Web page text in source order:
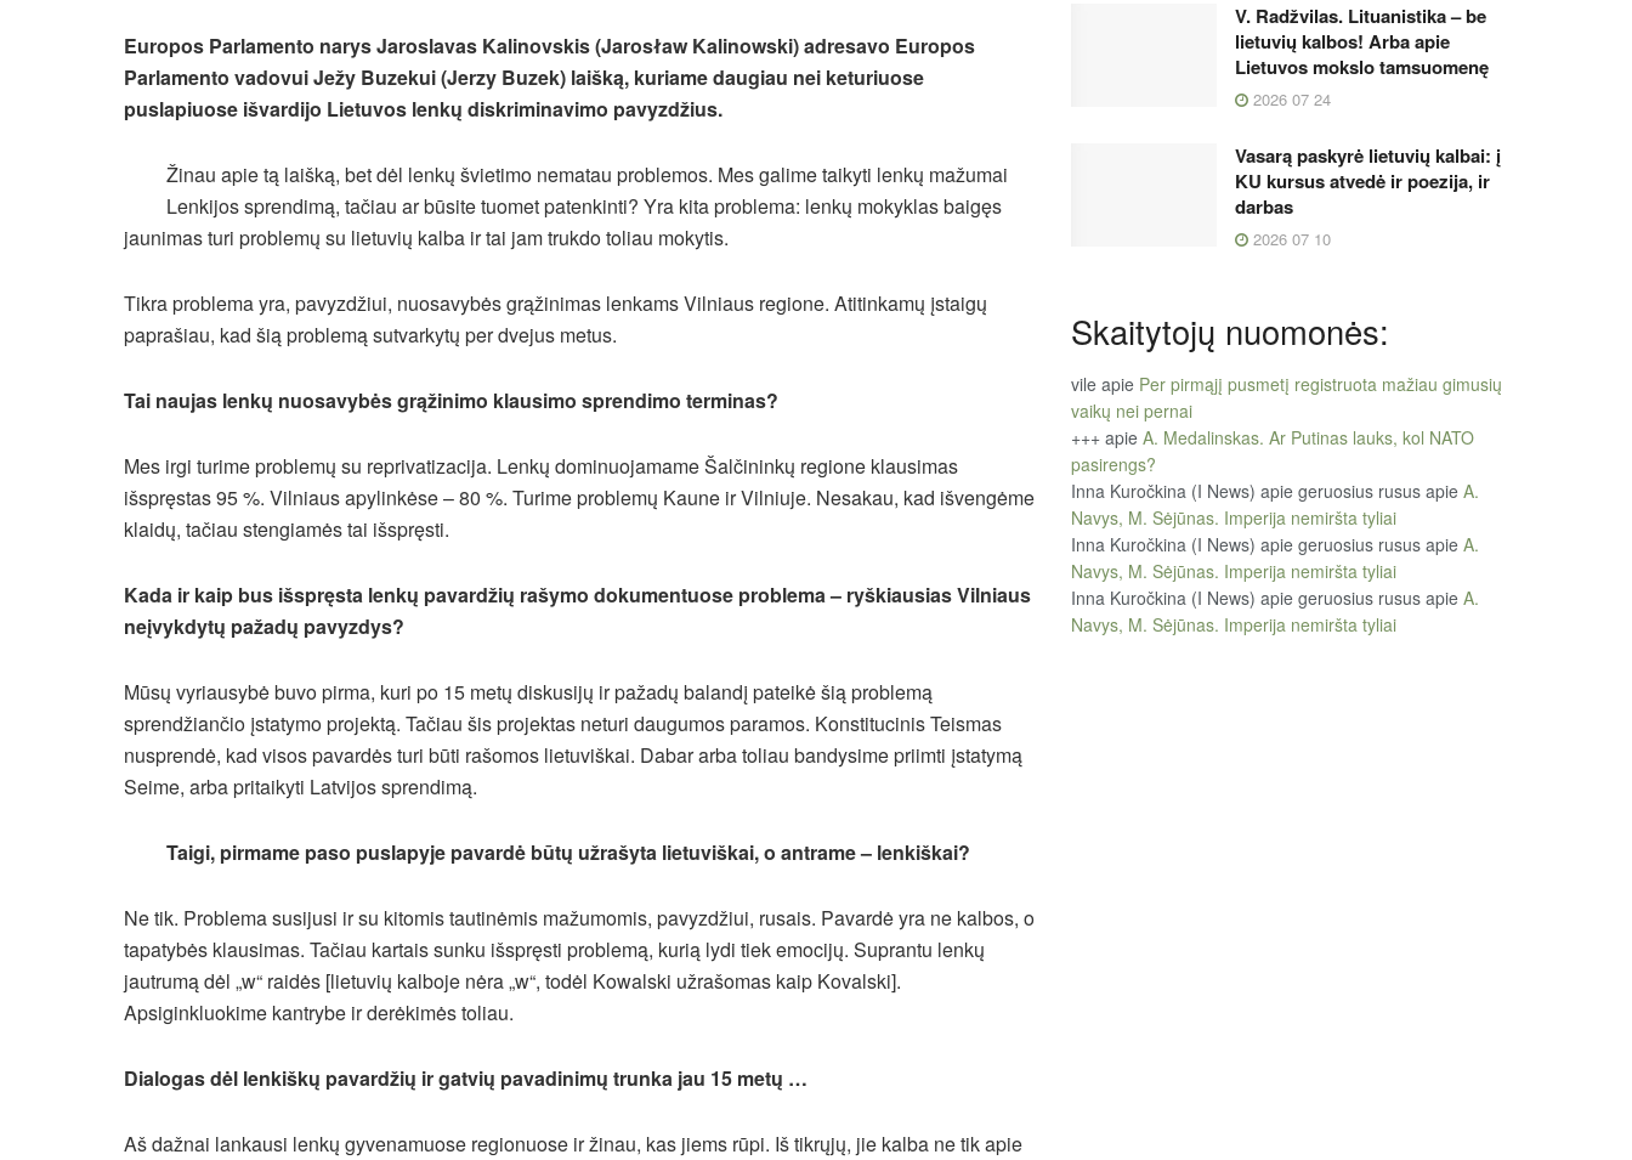
Europos Parlamento narys Jaroslavas Kalinovskis (Jarosław Kalinowski) adresavo Europos
Parlamento vadovui Ježy Buzekui (Jerzy Buzek) laišką, kuriame daugiau nei keturiuose
puslapiuose išvardijo Lietuvos lenkų diskriminavimo pavyzdžius.
Žinau apie tą laišką, bet dėl lenkų švietimo nematau problemos. Mes galime taikyti lenkų mažumai
Lenkijos sprendimą, tačiau ar būsite tuomet patenkinti? Yra kita problema: lenkų mokyklas baigęs
jaunimas turi problemų su lietuvių kalba ir tai jam trukdo toliau mokytis.
Tikra problema yra, pavyzdžiui, nuosavybės grąžinimas lenkams Vilniaus regione. Atitinkamų įstaigų
paprašiau, kad šią problemą sutvarkytų per dvejus metus.
Tai naujas lenkų nuosavybės grąžinimo klausimo sprendimo terminas?
Mes irgi turime problemų su reprivatizacija. Lenkų dominuojamame Šalčininkų regione klausimas
išspręstas 95 %. Vilniaus apylinkėse – 80 %. Turime problemų Kaune ir Vilniuje. Nesakau, kad išvengėme
klaidų, tačiau stengiamės tai išspręsti.
Kada ir kaip bus išspręsta lenkų pavardžių rašymo dokumentuose problema – ryškiausias Vilniaus
neįvykdytų pažadų pavyzdys?
Mūsų vyriausybė buvo pirma, kuri po 15 metų diskusijų ir pažadų balandį pateikė šią problemą
sprendžiančio įstatymo projektą. Tačiau šis projektas neturi daugumos paramos. Konstitucinis Teismas
nusprendė, kad visos pavardės turi būti rašomos lietuviškai. Dabar arba toliau bandysime priimti įstatymą
Seime, arba pritaikyti Latvijos sprendimą.
Taigi, pirmame paso puslapyje pavardė būtų užrašyta lietuviškai, o antrame – lenkiškai?
Ne tik. Problema susijusi ir su kitomis tautinėmis mažumomis, pavyzdžiui, rusais. Pavardė yra ne kalbos, o
tapatybės klausimas. Tačiau kartais sunku išspręsti problemą, kurią lydi tiek emocijų. Suprantu lenkų
jautrumą dėl „w“ raidės [lietuvių kalboje nėra „w“, todėl Kowalski užrašomas kaip Kovalski].
Apsiginkluokime kantrybe ir derėkimės toliau.
Dialogas dėl lenkiškų pavardžių ir gatvių pavadinimų trunka jau 15 metų …
Aš dažnai lankausi lenkų gyvenamuose regionuose ir žinau, kas jiems rūpi. Iš tikrųjų, jie kalba ne tik apie
V. Radžvilas. Lituanistika – be
lietuvių kalbos! Arba apie
Lietuvos mokslo tamsuomenę
2026 07 24
Vasarą paskyrė lietuvių kalbai: į
KU kursus atvedė ir poezija, ir
darbas
2026 07 10
Skaitytojų nuomonės:
vile apie Per pirmąjį pusmetį registruota mažiau gimusių
vaikų nei pernai
+++ apie A. Medalinskas. Ar Putinas lauks, kol NATO
pasirengs?
Inna Kuročkina (I News) apie geruosius rusus apie A.
Navys, M. Sėjūnas. Imperija nemiršta tyliai
Inna Kuročkina (I News) apie geruosius rusus apie A.
Navys, M. Sėjūnas. Imperija nemiršta tyliai
Inna Kuročkina (I News) apie geruosius rusus apie A.
Navys, M. Sėjūnas. Imperija nemiršta tyliai